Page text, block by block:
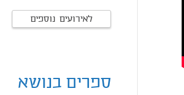
לאירועים נוספים
ספרים בנושא